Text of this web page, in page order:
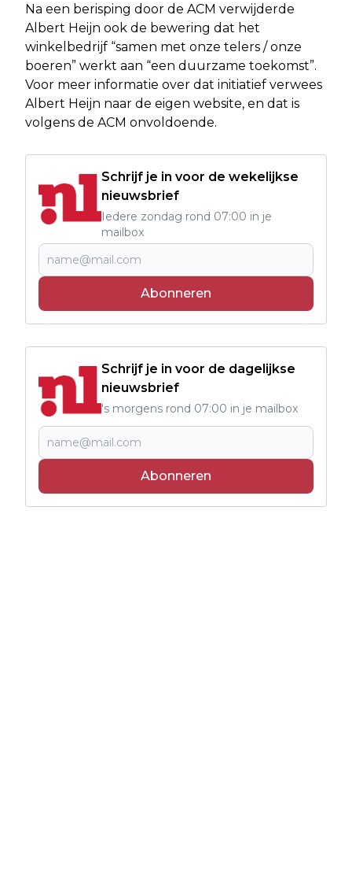
Na een berisping door de ACM verwijderde
Albert Heijn ook de bewering dat het
winkelbedrijf “samen met onze telers / onze
boeren” werkt aan “een duurzame toekomst”.
Voor meer informatie over dat initiatief verwees
Albert Heijn naar de eigen website, en dat is
volgens de ACM onvoldoende.
Schrijf je in voor de wekelijkse
nieuwsbrief
Iedere zondag rond 07:00 in je
mailbox
Abonneren
Schrijf je in voor de dagelijkse
nieuwsbrief
's morgens rond 07:00 in je mailbox
Abonneren